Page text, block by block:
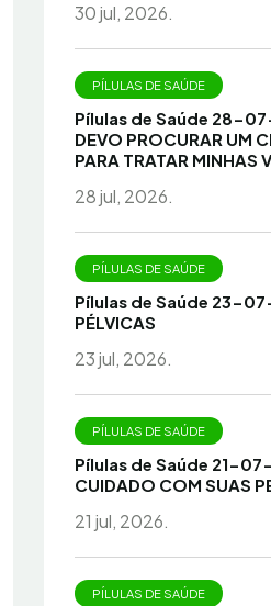
30 jul, 2026.
PÍLULAS DE SAÚDE
Pílulas de Saúde 28-
DEVO PROCURAR UM
PARA TRATAR MINHAS
28 jul, 2026.
PÍLULAS DE SAÚDE
Pílulas de Saúde 23-
PÉLVICAS
23 jul, 2026.
PÍLULAS DE SAÚDE
Pílulas de Saúde 21-
CUIDADO COM SUAS
21 jul, 2026.
PÍLULAS DE SAÚDE